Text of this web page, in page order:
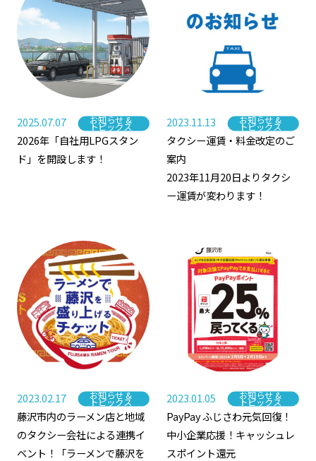
2026年「自社用LPGスタン
ド」を開設します！
2025.07.07 カテゴリー
お知らせ &
トピックス
タクシー運賃・料金改定のご
案内
2023年11月20日よりタクシ
ー運賃が変わります！
2023.11.13 カテゴリー
お知らせ &
トピックス
藤沢市内のラーメン店と地域
のタクシー会社による連携イ
ベント！「ラーメンで藤沢を
2023.02.17 カテゴリー
お知らせ &
トピックス
PayPay ふじさわ元気回復！
中小企業応援！キャッシュレ
スポイント還元
2023.01.05 カテゴリー
お知らせ &
トピックス